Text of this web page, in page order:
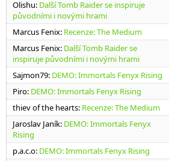
Olishu: Další Tomb Raider se inspiruje
původními i novými hrami
Marcus Fenix: Recenze: The Medium
Marcus Fenix: Další Tomb Raider se
inspiruje původními i novými hrami
Sajmon79: DEMO: Immortals Fenyx Rising
Piro: DEMO: Immortals Fenyx Rising
thiev of the hearts: Recenze: The Medium
Jaroslav Janík: DEMO: Immortals Fenyx
Rising
p.a.c.o: DEMO: Immortals Fenyx Rising